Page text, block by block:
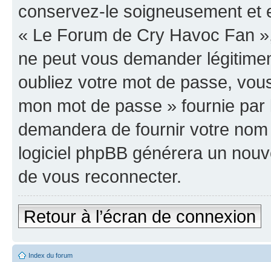
conservez-le soigneusement et
« Le Forum de Cry Havoc Fan
ne peut vous demander
oubliez votre mot de passe,
mon mot de passe » fournie
demandera de fournir votre
logiciel phpBB générera un
de vous reconnecter.
Retour à l’écran de connexion
Index du forum